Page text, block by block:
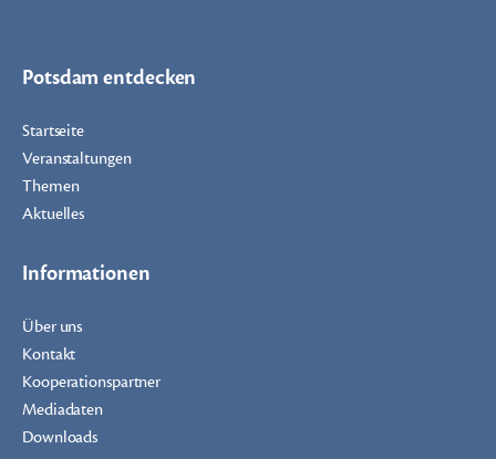
Potsdam entdecken
Startseite
Veranstaltungen
Themen
Aktuelles
Informationen
Über uns
Kontakt
Kooperationspartner
Mediadaten
Downloads